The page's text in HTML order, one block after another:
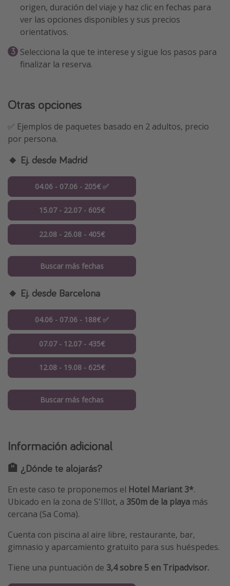
origen, duración del viaje y haz clic en fechas para
ver las opciones disponibles y sus precios
orientativos.
Selecciona la que te interese y sigue los pasos para
finalizar la reserva.
Otras opciones
✅ Ejemplos de paquetes basado en 2 adultos, precio
por persona.
🔸 Ej. desde Madrid
04.06 - 07.06 - 205€ ✅
15.07 - 22.07 - 605€
22.08 - 26.08 - 405€
Buscar más fechas
🔸 Ej. desde Barcelona
04.06 - 07.06 - 188€ ✅
07.07 - 12.07 - 435€
12.08 - 19.08 - 625€
Buscar más fechas
Información adicional
🏨 ¿Dónde te alojarás?
En este caso te proponemos el Hotel Mariant 3*.
Ubicado en la zona de S'Illot, a 350m de la playa más
cercana (Sa Coma).
Cuenta con piscina al aire libre, restaurante, bar,
gimnasio y aparcamiento gratuito para sus huéspedes.
Tiene una puntuación de 3,4 sobre 5 en Tripadvisor.